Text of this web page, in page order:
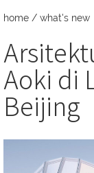
home / what's new
Aoki di
Beijing